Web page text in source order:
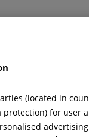
(located in
protection) for user